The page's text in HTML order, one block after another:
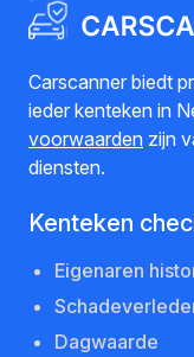
Carscanner biedt
ieder kenteken in
voorwaarden zijn
diensten.
Kenteken
Eigenaren
Dagwaarde